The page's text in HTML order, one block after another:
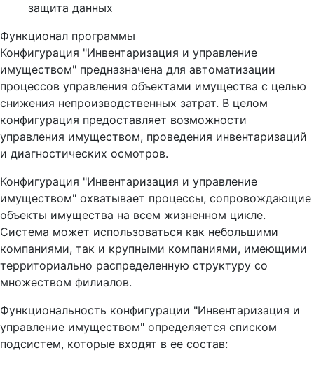
защита данных
Функционал программы
Конфигурация "Инвентаризация и управление
имуществом" предназначена для автоматизации
процессов управления объектами имущества с целью
снижения непроизводственных затрат. В целом
конфигурация предоставляет возможности
управления имуществом, проведения инвентаризаций
и диагностических осмотров.
Конфигурация "Инвентаризация и управление
имуществом" охватывает процессы, сопровождающие
объекты имущества на всем жизненном цикле.
Система может использоваться как небольшими
компаниями, так и крупными компаниями, имеющими
территориально распределенную структуру со
множеством филиалов.
Функциональность конфигурации "Инвентаризация и
управление имуществом" определяется списком
подсистем, которые входят в ее состав: